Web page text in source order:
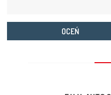
OCEŃ